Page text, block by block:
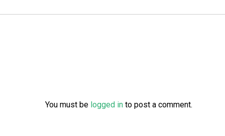
You must be logged in to post a comment.